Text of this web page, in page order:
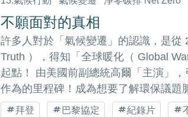
不願面對的真相
許多人對於「氣候變遷」的認識，是
Truth ），得知「全球暖化（ Global
起點！ 由美國前副總統高爾「主演」
作為的里程碑！成為想要了解環保議題
拜登 巴黎協定 紀錄片